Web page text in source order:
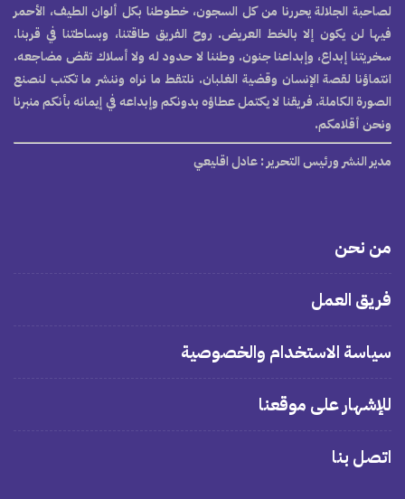
لصاحبة الجلالة يحررنا من كل السجون، خطوطنا بكل ألوان الطيف، الأحمر
فيها لن يكون إلا بالخط العريض. روح الفريق طاقتنا، وبساطتنا في قربنا.
سخريتنا إبداع، وإبداعنا جنون. وطننا لا حدود له ولا أسلاك تقض مضاجعه.
انتماؤنا لقصة الإنسان وقضية الغلبان. نلتقط ما نراه وننشر ما تكتب لنصنع
الصورة الكاملة. فريقنا لا يكتمل عطاؤه بدونكم وإبداعه في إيمانه بأنكم منبرنا
ونحن أقلامكم.
مدير النشر ورئيس التحرير : عادل اقليعي
من نحن
فريق العمل
سياسة الاستخدام والخصوصية
للإشهار على موقعنا
اتصل بنا